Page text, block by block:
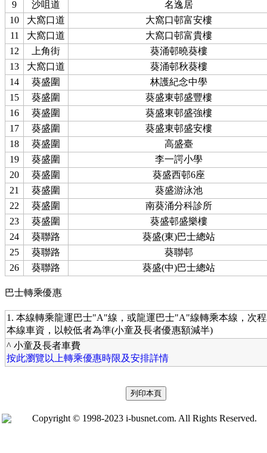
9
沙咀道
名逸居
10
大窩口道
大窩口邨富安樓
11
大窩口道
大窩口邨富貴樓
12
上角街
葵涌邨曉葵樓
13
大窩口道
葵涌邨秋葵樓
14
葵盛圍
林護紀念中學
15
葵盛圍
葵盛東邨盛豐樓
16
葵盛圍
葵盛東邨盛強樓
17
葵盛圍
葵盛東邨盛安樓
18
葵盛圍
高盛臺
19
葵盛圍
李一諤小學
20
葵盛圍
葵盛西邨6座
21
葵盛圍
葵盛游泳池
22
葵盛圍
南葵涌分科診所
23
葵盛圍
葵盛邨盛樂樓
24
葵聯路
葵盛(東)巴士總站
25
葵聯路
葵聯邨
26
葵聯路 葵盛(中)巴士總站
巴士轉乘優惠
1. 本線轉乘龍運巴士"A"線，或龍運巴士"A"線轉乘本線，次
本線車資，以較低者為準(小童及長者優惠額減半)
^ 小童及長者車費
按此瀏覽以上轉乘優惠時限及安排詳情
Copyright © 1998-2023 i-busnet.com. All Rights Reserved.